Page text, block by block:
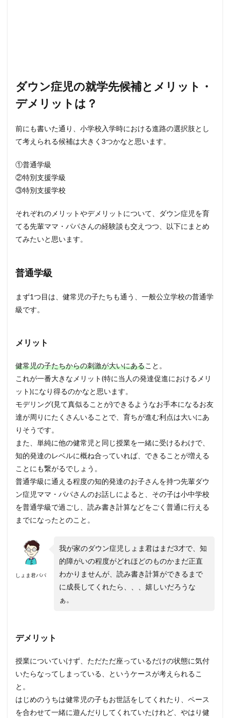
ダウン症児の就学先候補とメリット・
デメリットは？
前にも書いた通り、小学校入学時における進路の選択肢とし
て考えられる候補は大きく3つかなと思います。
①普通学級
②特別支援学級
③特別支援学校
それぞれのメリットやデメリットについて、ダウン症児を育
てる先輩ママ・パパさんの経験談も交えつつ、以下にまとめ
てみたいと思います。
普通学級
まず1つ目は、健常児の子たちも通う、一般公立学校の普通学
級です。
メリット
健常児の子たちからの刺激が大いにあること。
これが一番大きなメリット(特に当人の発達促進におけるメリ
ット)になり得るのかなと思います。
モデリング(見て真似ることが)できるようなお手本になるお友
達が周りにたくさんいることで、育ちが進む利点は大いにあ
りそうです。
また、単純に他の健常児と同じ授業を一緒に受けるわけで、
知的発達のレベルに概ね合っていれば、できることが増える
ことにも繋がるでしょう。
普通学級に通える程度の知的発達のお子さんを持つ先輩ダウ
ン症児ママ・パパさんのお話しによると、その子は小中学校
を普通学級で過ごし、読み書き計算などをごく普通に行える
までになったとのこと。
しょま君パパ
我が家のダウン症児しょま君はまだ3才で、知
的障がいの程度がどれほどのものかまだ正直
わかりませんが、読み書き計算ができるまで
に成長してくれたら、、、嬉しいだろうな
ぁ。
デメリット
授業についていけず、ただただ座っているだけの状態に気付
いたらなってしまっている、というケースが考えられるこ
と。
はじめのうちは健常児の子もお世話をしてくれたり、ペース
を合わせて一緒に遊んだりしてくれていたけれど、やはり健